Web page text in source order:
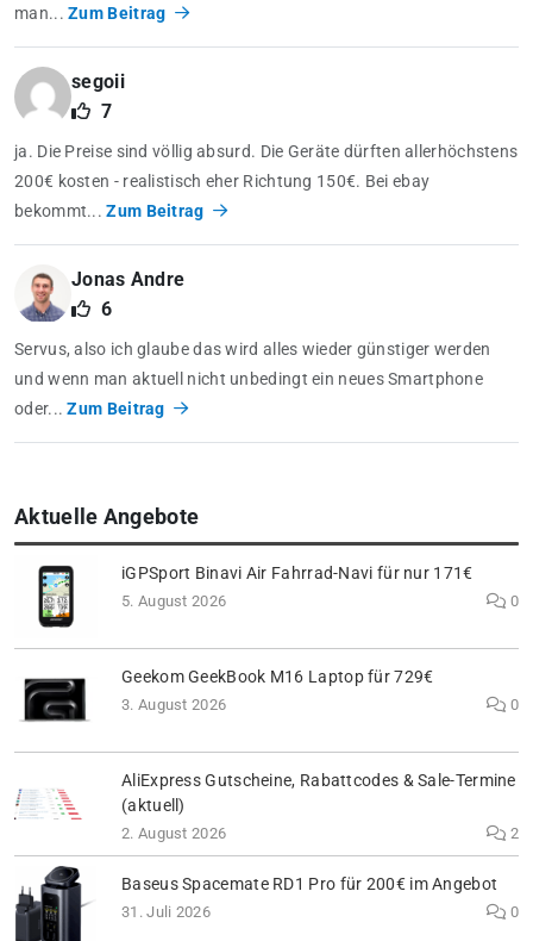
man...Zum Beitrag
segoii
7
ja. Die Preise sind völlig absurd. Die Geräte dürften allerhöchstens
200€ kosten - realistisch eher Richtung 150€. Bei ebay
bekommt...Zum Beitrag
Jonas Andre
6
Servus, also ich glaube das wird alles wieder günstiger werden
und wenn man aktuell nicht unbedingt ein neues Smartphone
oder...Zum Beitrag
Aktuelle Angebote
iGPSport Binavi Air Fahrrad-Navi für nur 171€
5. August 2026 0
Geekom GeekBook M16 Laptop für 729€
3. August 2026 0
AliExpress Gutscheine, Rabattcodes & Sale-Termine
(aktuell)
2. August 2026 2
Baseus Spacemate RD1 Pro für 200€ im Angebot
31. Juli 2026 0